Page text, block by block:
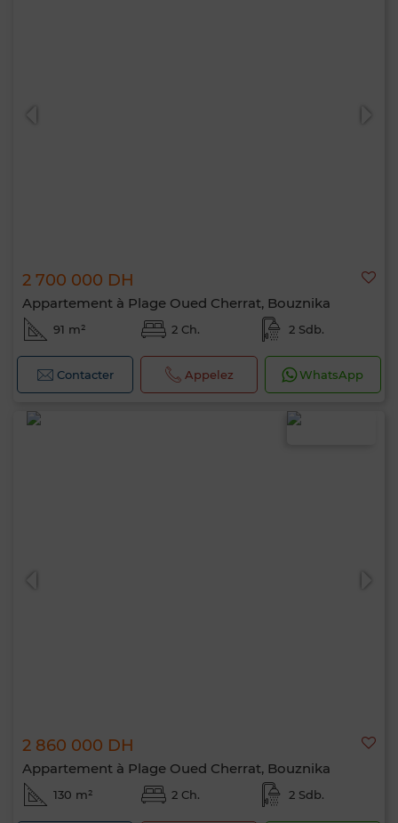
2 700 000 DH
Appartement à Plage Oued Cherrat, Bouznika
91 m² 2 Ch. 2 Sdb.
Contacter Appelez WhatsApp
2 860 000 DH
Appartement à Plage Oued Cherrat, Bouznika
130 m² 2 Ch. 2 Sdb.